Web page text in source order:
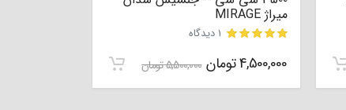
میراژ MIRAGE
مشتری
1 دیدگاه
4,500,000تومان 5,500,000تومان